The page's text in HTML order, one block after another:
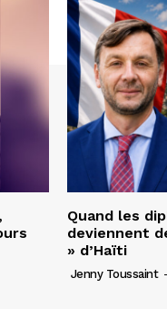
Quand les
deviennent
» d’Haïti
Jenny Toussaint -